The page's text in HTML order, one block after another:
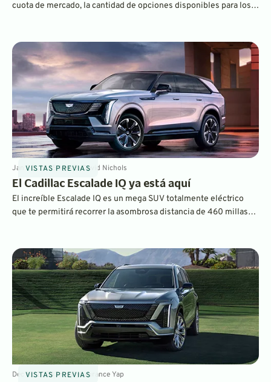
cuota de mercado, la cantidad de opciones disponibles para los
lujo, en 2025 encontrarás un nuevo vehículo eléctrico para ti.
VISTAS PREVIAS
Jan 20, 2025 4 minByDavid Nichols
El Cadillac Escalade IQ ya está aquí
El increíble Escalade IQ es un mega SUV totalmente eléctrico
que te permitirá recorrer la asombrosa distancia de 460 millas
Caddy sobre cómo será el futuro de los vehículos eléctricos.
Creemos que es el Escalade más atractivo de la historia, tanto
por dentro como por fuera.
VISTAS PREVIAS
Dec 16, 2024 3minByLaurance Yap